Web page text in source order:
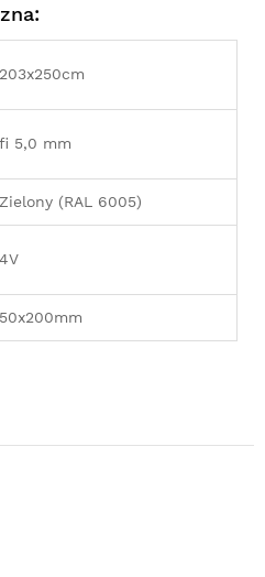
203x250cm
fi 5,0 mm
Zielony (RAL 6005)
4V
50x200mm